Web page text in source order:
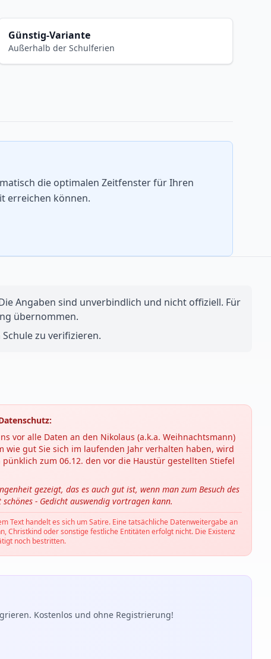
Günstig-Variante
Außerhalb der Schulferien
die optimalen Zeitfenster für Ihren
erreichen können.
Angaben sind unverbindlich und nicht offiziell. Für
übernommen.
zu verifizieren.
vor alle Daten an den Nikolaus (a.k.a. Weihnachtsmann)
wie gut Sie sich im laufenden Jahr verhalten haben, wird
zum 06.12. den vor die Haustür gestellten Stiefel
gezeigt, das es auch gut ist, wenn man zum Besuch des
- Gedicht auswendig vortragen kann.
Text handelt es sich um Satire. Eine tatsächliche Datenweitergabe an
Christkind oder sonstige festliche Entitäten erfolgt nicht. Die Existenz
noch bestritten.
Kostenlos und ohne Registrierung!